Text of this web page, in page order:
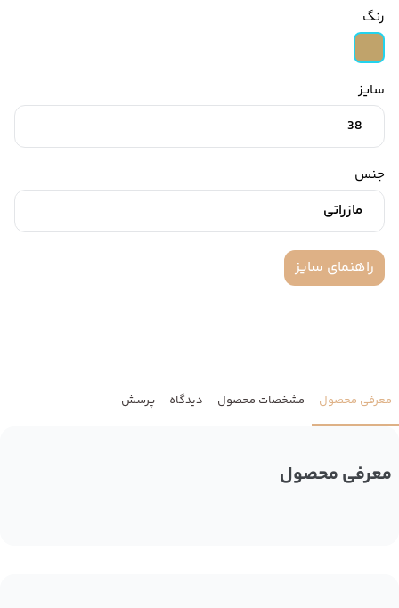
رنگ
سایز
38
جنس
مازراتی
راهنمای سایز
معرفی محصول مشخصات محصول دیدگاه پرسش
معرفی محصول